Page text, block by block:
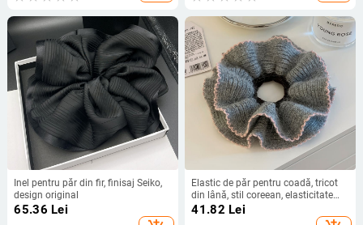
Inel pentru păr din fir, finisaj Seiko,
design original
65.36 Lei
Elastic de păr pentru coadă, tricot
din lână, stil coreean, elasticitate
înaltă, toamnă-iarna 2025
41.82 Lei